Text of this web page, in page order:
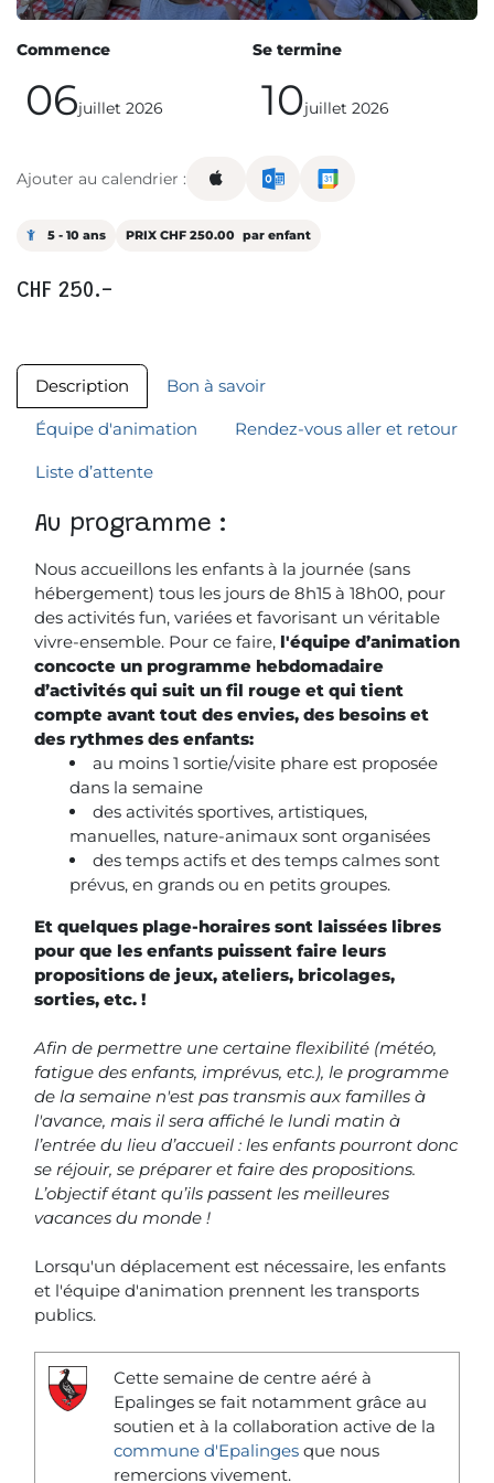
Commence
06juillet 2026
Se termine
10juillet 2026
Ajouter au calendrier :
5 - 10 ans PRIX CHF 250.00 par enfant
CHF 250.-
Description Bon à savoir
Équipe d'animation Rendez-vous aller et retour
Liste d’attente
Au programme :
Nous accueillons les enfants à la journée (sans
hébergement) tous les jours de 8h15 à 18h00, pour
des activités fun, variées et favorisant un véritable
vivre-ensemble. Pour ce faire, l'équipe d’animation
concocte un programme hebdomadaire
d’activités qui suit un fil rouge et qui tient
compte avant tout des envies, des besoins et
des rythmes des enfants:
au moins 1 sortie/visite phare est proposée
dans la semaine
des activités sportives, artistiques,
manuelles, nature-animaux sont organisées
des temps actifs et des temps calmes sont
prévus, en grands ou en petits groupes.
Et quelques plage‐horaires sont laissées libres
pour que les enfants puissent faire leurs
propositions de jeux, ateliers, bricolages,
sorties, etc. !
Afin de permettre une certaine flexibilité (météo,
fatigue des enfants, imprévus, etc.), le programme
de la semaine n'est pas transmis aux familles à
l'avance, mais il sera affiché le lundi matin à
l’entrée du lieu d’accueil : les enfants pourront donc
se réjouir, se préparer et faire des propositions.
L’objectif étant qu’ils passent les meilleures
vacances du monde !
Lorsqu'un déplacement est nécessaire, les enfants
et l'équipe d'animation prennent les transports
publics.
Cette semaine de centre aéré à
Epalinges se fait notamment grâce au
soutien et à la collaboration active de la
commune d'Epalinges que nous
remercions vivement.